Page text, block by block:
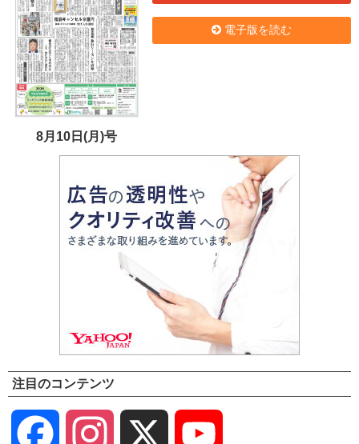
8月10日(月)号
電子版を読む
注目のコンテンツ
Facebook Instagram